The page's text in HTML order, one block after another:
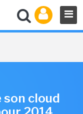
cloud